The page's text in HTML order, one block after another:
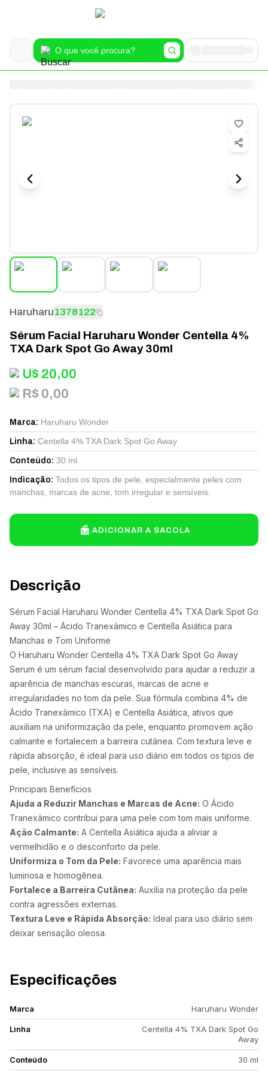
Descrição
Sérum Facial Haruharu Wonder Centella 4% TXA Dark Spot Go
Away 30ml – Ácido Tranexâmico e Centella Asiática para
Manchas e Tom Uniforme
O Haruharu Wonder Centella 4% TXA Dark Spot Go Away
Serum é um sérum facial desenvolvido para ajudar a reduzir a
aparência de manchas escuras, marcas de acne e
irregularidades no tom da pele. Sua fórmula combina 4% de
Ácido Tranexâmico (TXA) e Centella Asiática, ativos que
auxiliam na uniformização da pele, enquanto promovem ação
calmante e fortalecem a barreira cutânea. Com textura leve e
rápida absorção, é ideal para uso diário em todos os tipos de
pele, inclusive as sensíveis.
Principais Benefícios
Ajuda a Reduzir Manchas e Marcas de Acne: O Ácido
Tranexâmico contribui para uma pele com tom mais uniforme.
Ação Calmante: A Centella Asiática ajuda a aliviar a
vermelhidão e o desconforto da pele.
Uniformiza o Tom da Pele: Favorece uma aparência mais
luminosa e homogênea.
Fortalece a Barreira Cutânea: Auxilia na proteção da pele
contra agressões externas.
Textura Leve e Rápida Absorção: Ideal para uso diário sem
deixar sensação oleosa.
Especificações
Marca Haruharu Wonder
Linha
Centella 4% TXA Dark Spot Go
Away
Conteúdo 30 ml
Haruharu1378122
Sérum Facial Haruharu Wonder Centella 4%
TXA Dark Spot Go Away 30ml
U$ 20,00
R$ 0,00
Marca: Haruharu Wonder
Linha: Centella 4% TXA Dark Spot Go Away
Conteúdo: 30 ml
Indicação: Todos os tipos de pele, especialmente peles com
manchas, marcas de acne, tom irregular e sensíveis.
ADICIONAR A SACOLA